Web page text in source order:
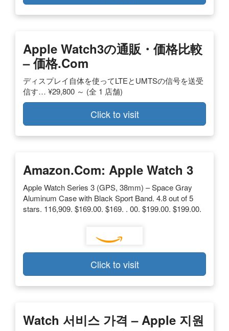
Apple Watch3の通販・価格比較
– 価格.com
ディスプレイ自体を使ってLTEとUMTSの信号を送受
信す… ¥29,800 ～ (全 1 店舗)
Click to visit
Amazon.com: Apple Watch 3
Apple Watch Series 3 (GPS, 38mm) – Space Gray
Aluminum Case with Black Sport Band. 4.8 out of 5
stars. 116,909. $169.00. $169. . 00. $199.00. $199.00.
Click to visit
Watch 서비스 가격 – Apple 지원